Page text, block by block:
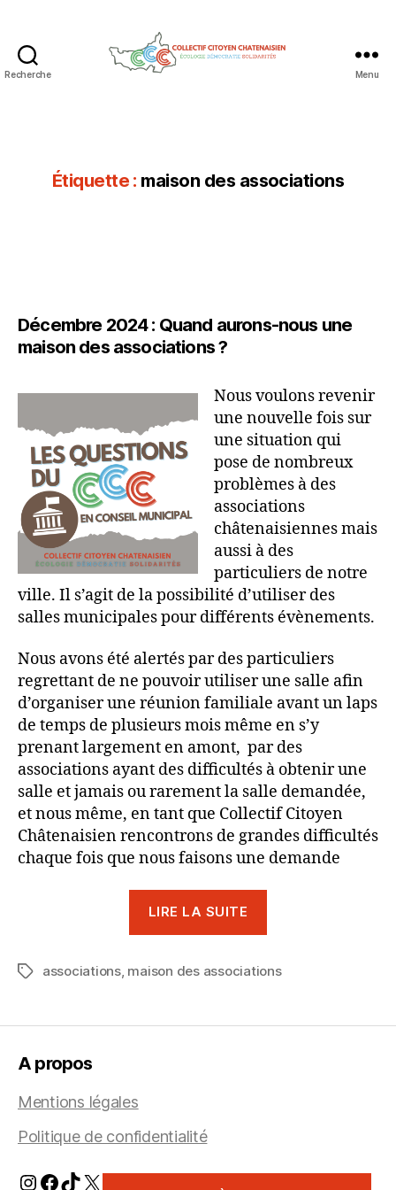
Recherche Menu
Étiquette : maison des associations
Décembre 2024 : Quand aurons-nous une
maison des associations ?
Nous voulons revenir
une nouvelle fois sur
une situation qui
pose de nombreux
problèmes à des
associations
châtenaisiennes mais
aussi à des
particuliers de notre
ville. Il s’agit de la possibilité d’utiliser des
salles municipales pour différents évènements.
Nous avons été alertés par des particuliers
regrettant de ne pouvoir utiliser une salle afin
d’organiser une réunion familiale avant un laps
de temps de plusieurs mois même en s’y
prenant largement en amont, par des
associations ayant des difficultés à obtenir une
salle et jamais ou rarement la salle demandée,
et nous même, en tant que Collectif Citoyen
Châtenaisien rencontrons de grandes difficultés
chaque fois que nous faisons une demande
LIRE LA SUITE
Quand
nous
Étiquettes
associations, maison des associations
A propos
Mentions légales
Politique de confidentialité
Instagram
Facebook
TikTok
X